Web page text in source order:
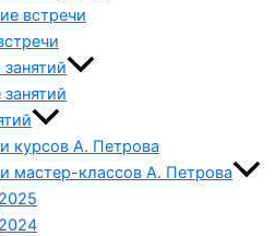
встречи
курсов А. Петрова
мастер-классов А. Петрова
2025
2024